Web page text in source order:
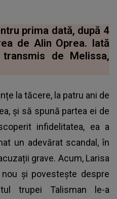
prima dată, după 4
de Alin Oprea. Iată
de Melissa,
la tăcere, la patru ani de
și să spună partea ei de
infidelitatea, ea a
un adevărat scandal, în
grave. Acum, Larisa
și povestește despre
trupei Talisman le-a